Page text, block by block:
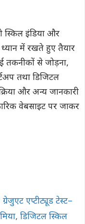
स्किल इंडिया और
ध्यान में रखते हुए तैयार
तकनीकों से जोड़ना,
तथा डिजिटल
और अन्य जानकारी
वेबसाइट पर जाकर
ग्रेजुएट एप्टीट्यूड टेस्ट–
, डिजिटल स्किल